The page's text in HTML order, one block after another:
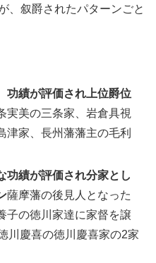
、叙爵されたパターンごと
功績が評価され上位爵位
実美の三条家、岩倉具視
津家、長州藩藩主の毛利
功績が評価され分家とし
薩摩藩の後見人となった
子の徳川家達に家督を譲
川慶喜の徳川慶喜家の2家